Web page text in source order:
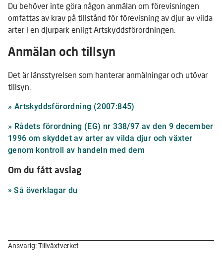
Du behöver inte göra någon anmälan om förevisningen
omfattas av krav på tillstånd för förevisning av djur av vilda
arter i en djurpark enligt Artskyddsförordningen.
Anmälan och tillsyn
Det är länsstyrelsen som hanterar anmälningar och utövar
tillsyn.
» Artskyddsförordning (2007:845)
annan
webbplats
» Rådets förordning (EG) nr 338/97 av den 9 december
1996 om skyddet av arter av vilda djur och växter
genom kontroll av handeln med dem
Om du fått avslag
Så överklagar du
Ansvarig: Tillväxtverket